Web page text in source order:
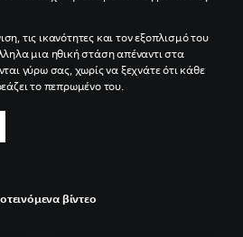
τις ικανότητες και τον εξοπλισμό του
μια ηθική στάση απέναντι στα
γύρω σας, χωρίς να ξεχνάτε ότι κάθε
το πεπρωμένο του.
βίντεο